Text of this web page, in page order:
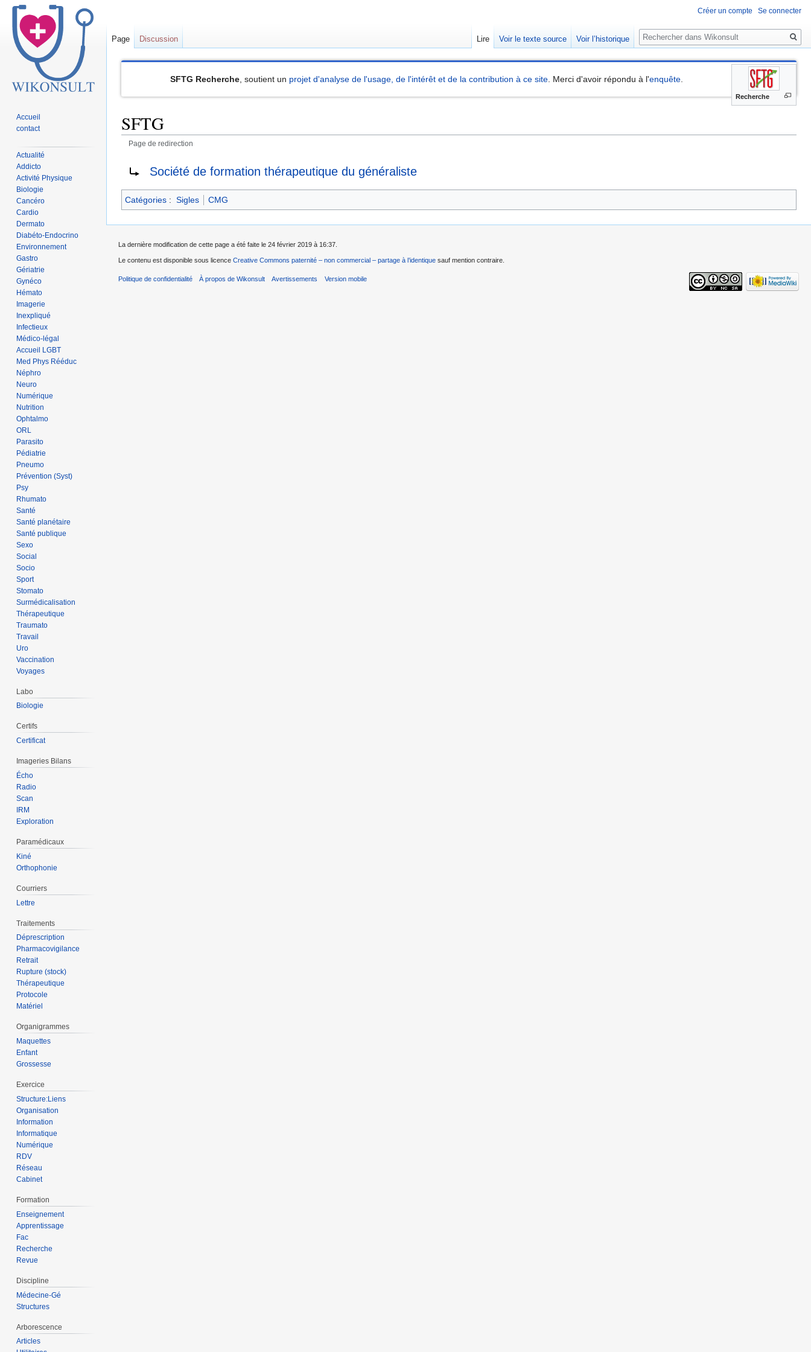
Recherche
SFTG Recherche , soutient un projet d'analyse de l'usage, de l'intérêt et de la contribution à ce site . Merci d'avoir répondu à l'enquête
SFTG
Page de redirection
la
navigation
la
recherche
Rediriger vers :
Société de formation thérapeutique du généraliste
Catégories : Sigles CMG
Créer un compte Se connecter
Page Discussion Lire Voir le texte source Voir l’historique
Rechercher
Accueil
contact
Actualité
Addicto
Activité Physique
Biologie
Cancéro
Cardio
Dermato
Diabéto-Endocrino
Environnement
Gastro
Gériatrie
Gynéco
Hémato
Imagerie
Inexpliqué
Infectieux
Médico-légal
Accueil LGBT
Med Phys Rééduc
Néphro
Neuro
Numérique
Nutrition
Ophtalmo
ORL
Parasito
Pédiatrie
Pneumo
Prévention (Syst)
Psy
Rhumato
Santé
Santé planétaire
Santé publique
Sexo
Social
Socio
Sport
Stomato
Surmédicalisation
Thérapeutique
Traumato
Travail
Uro
Vaccination
Voyages
Labo
Biologie
Certifs
Certificat
Imageries Bilans
Écho
Radio
Scan
IRM
Exploration
Paramédicaux
Kiné
Orthophonie
Courriers
Lettre
Traitements
Déprescription
Pharmacovigilance
Retrait
Rupture (stock)
Thérapeutique
Protocole
Matériel
Organigrammes
Maquettes
Enfant
Grossesse
Exercice
Structure:Liens
Organisation
Information
Informatique
Numérique
RDV
Réseau
Cabinet
Formation
Enseignement
Apprentissage
Fac
Recherche
Revue
Discipline
Médecine-Gé
Structures
Arborescence
Articles
La dernière modification de cette page a été faite le 24 février 2019 à 16:37.
Le contenu est disponible sous licence Creative Commons paternité – non commercial – partage à l’identique sauf mention contraire.
Politique de confidentialité À propos de Wikonsult Avertissements Version mobile